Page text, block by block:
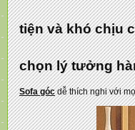
tiện và khó chịu
chọn lý tưởng
Sofa gócdễ thích nghi với